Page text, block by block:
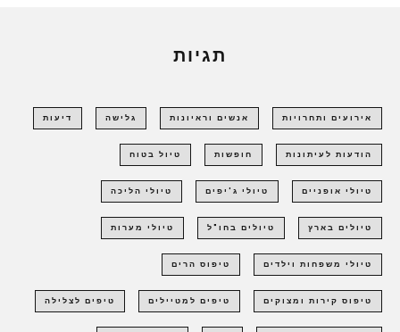
תגיות
אירועים ותחרויות אנשים וראיונות גלישה דיעות
הודעות לעיתונות חופשות טיול בטוח
טיולי אופניים טיולי ג'יפים טיולי הליכה
טיולים בארץ טיולים בחו"ל טיולי מערות
טיולי משפחות וילדים טיפוס הרים
טיפוס קירות ומצוקים טיפים למטיילים טיפים לצלילה